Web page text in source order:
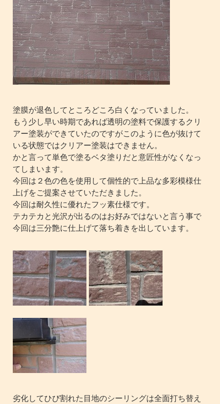
塗膜が退色してところどころ白くなっていました。
もう少し早い時期であれば透明の塗料で保護するクリ
アー塗装ができていたのですがこのように色が抜けて
いる状態ではクリアー塗装はできません。
かと言って単色で塗るベタ塗りだと意匠性がなくなっ
てしまいます。
今回は２色の色を使用して個性的で上品な多彩模様仕
上げをご提案させていただきました。
今回は耐久性に優れたフッ素仕様です。
テカテカと光沢が出るのはお好みではないと言う事で
今回は三分艶に仕上げて落ち着きを出しています。
劣化してひび割れた目地のシーリングは全面打ち替え